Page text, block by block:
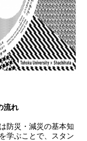
流れ
防災・減災の基本知
学ぶことで、スタン